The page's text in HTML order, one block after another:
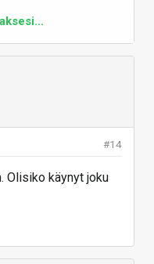
#14
Olisiko käynyt joku